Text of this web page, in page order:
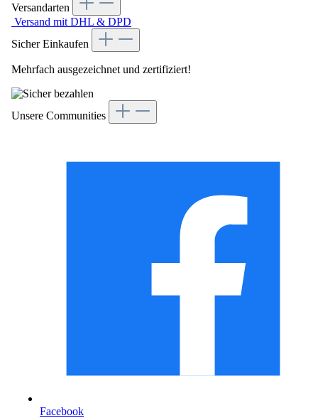
Versandarten
Versand mit DHL & DPD
Sicher Einkaufen
Mehrfach ausgezeichnet und zertifiziert!
Unsere Communities
Facebook